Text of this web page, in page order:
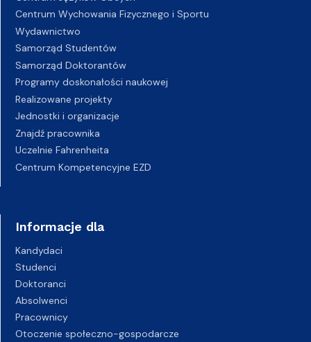
Centrum Wychowania Fizycznego i Sportu
Wydawnictwo
Samorząd Studentów
Samorząd Doktorantów
Programy doskonałości naukowej
Realizowane projekty
Jednostki i organizacje
Znajdź pracownika
Uczelnie Fahrenheita
Centrum Kompetencyjne EZD
Informacje dla
Kandydaci
Studenci
Doktoranci
Absolwenci
Pracownicy
Otoczenie społeczno-gospodarcze